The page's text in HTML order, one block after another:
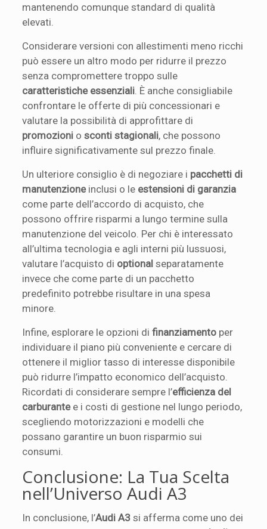
mantenendo comunque standard di qualità
elevati.
Considerare versioni con allestimenti meno ricchi
può essere un altro modo per ridurre il prezzo
senza compromettere troppo sulle
caratteristiche essenziali . È anche consigliabile
confrontare le offerte di più concessionari e
valutare la possibilità di approfittare di
promozioni osconti stagionali, che possono
influire significativamente sul prezzo finale.
Un ulteriore consiglio è di negoziare i pacchetti di
manutenzioneinclusi o le estensioni di garanzia
come parte dell’accordo di acquisto, che
possono offrire risparmi a lungo termine sulla
manutenzione del veicolo. Per chi è interessato
all’ultima tecnologia e agli interni più lussuosi,
valutare l’acquisto di optional separatamente
invece che come parte di un pacchetto
predefinito potrebbe risultare in una spesa
minore.
Infine, esplorare le opzioni difinanziamento per
individuare il piano più conveniente e cercare di
ottenere il miglior tasso di interesse disponibile
può ridurre l’impatto economico dell’acquisto.
Ricordati di considerare sempre l’efficienza del
carburantee i costi di gestione nel lungo periodo,
scegliendo motorizzazioni e modelli che
possano garantire un buon risparmio sui
consumi.
Conclusione: La Tua Scelta
nell’Universo Audi A3
In conclusione, l’Audi A3 si afferma come uno dei